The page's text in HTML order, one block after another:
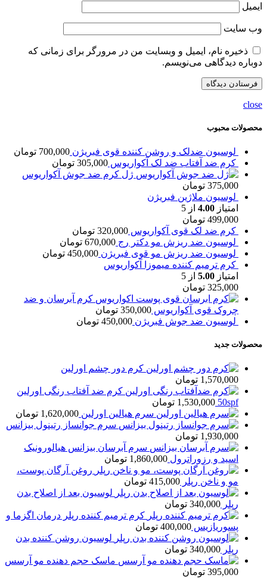
ایمیل
وب‌ سایت
ذخیره نام، ایمیل و وبسایت من در مرورگر برای زمانی که
دوباره دیدگاهی می‌نویسم.
close
محصولات محبوب
لوسیون ضدلک و روشن کننده قوی فبریژن 700,000 تومان
کرم ضد آفتاب ضد لک آکواریوس 305,000 تومان
ژل کرم ضد جوش آکواریوس
375,000 تومان
لوسیون ملاژین فبریژن
امتیاز 4.00 از 5
499,000 تومان
کرم ضد لک قوی آکواریوس 320,000 تومان
لوسیون ضد ریزش مو دکتر رج 670,000 تومان
لوسیون ضد ریزش مو قوی فبریژن 450,000 تومان
کرم ترمیم کننده میموزا آکواریوس
امتیاز 5.00 از 5
325,000 تومان
کرم آبرسان و ضد
چروک قوی آکواریوس 350,000 تومان
لوسیون ضد جوش فبریژن 450,000 تومان
محصولات جدید
کرم دور چشم اورلین
1,570,000 تومان
کرم ضد آفتاب رنگی اورلین
50spf
1,530,000 تومان
سرم هیالین اورلین 1,620,000 تومان
سرم جوانساز رتینول بیزانس
1,930,000 تومان
سرم آبرسان بیزانس هیالورونیک
اسید و رزوراترول 1,860,000 تومان
روغن آرگان پوست،
مو و ناخن رپلر 415,000 تومان
لوسیون بعد از اصلاح بدن
رپلر 340,000 تومان
کرم ترمیم کننده رپلر درمان اگزما و
پسوریازیس 400,000 تومان
لوسیون روشن کننده بدن
رپلر 340,000 تومان
ماسک حجم دهنده مو آرسس
395,000 تومان